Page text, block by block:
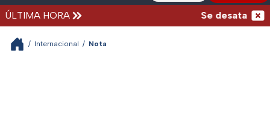
ÚLTIMA HORA Se desata
/ Internacional / Nota